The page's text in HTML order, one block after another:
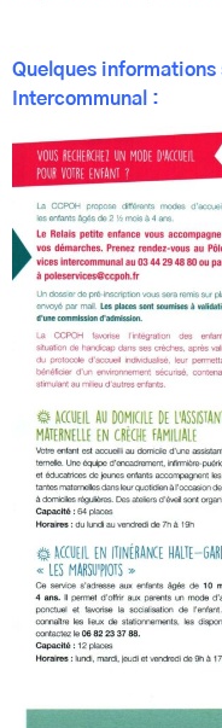
Quelques informations
Intercommunal :